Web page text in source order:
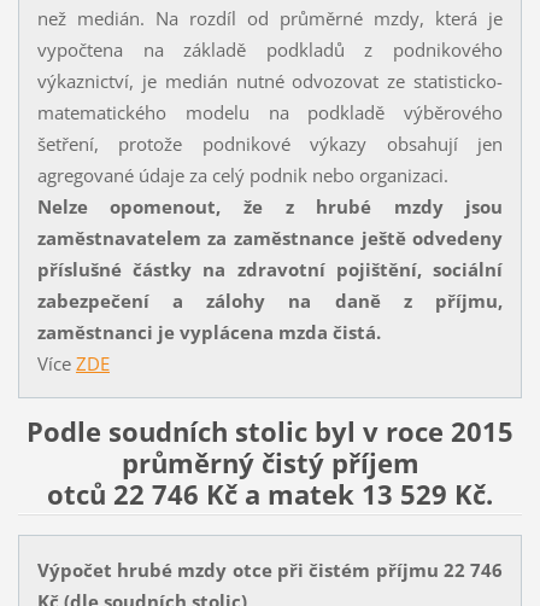
než medián. Na rozdíl od průměrné mzdy, která je
vypočtena na základě podkladů z podnikového
výkaznictví, je medián nutné odvozovat ze statisticko-
matematického modelu na podkladě výběrového
šetření, protože podnikové výkazy obsahují jen
agregované údaje za celý podnik nebo organizaci.
Nelze opomenout, že z hrubé mzdy jsou
zaměstnavatelem za zaměstnance ještě odvedeny
příslušné částky na zdravotní pojištění, sociální
zabezpečení a zálohy na daně z příjmu,
zaměstnanci je vyplácena mzda čistá.
Více ZDE
Podle soudních stolic byl v roce 2015
průměrný čistý příjem
otců 22 746 Kč a matek 13 529 Kč.
Výpočet hrubé mzdy otce při čistém příjmu 22 746